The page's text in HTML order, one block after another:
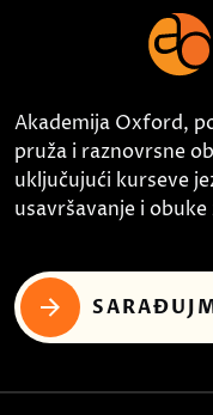
Akademija Oxford,
pruža i raznovrsne
uključujući kurseve
usavršavanje i